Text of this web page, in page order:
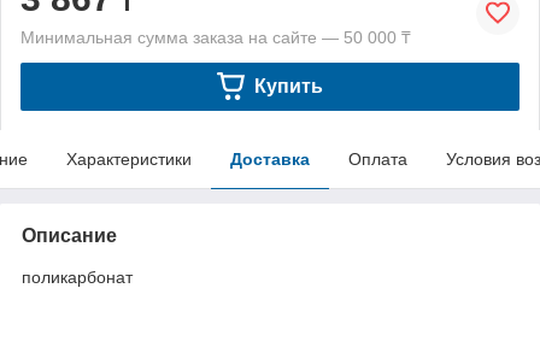
Минимальная сумма заказа на сайте — 50 000 ₸
Купить
Характеристики Доставка Оплата Условия
Описание
поликарбонат